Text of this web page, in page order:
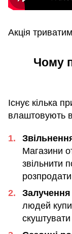
Акція
Чому
Існує кілька
влаштовують
Магазини
звільнити
розпродати
Залучення
людей